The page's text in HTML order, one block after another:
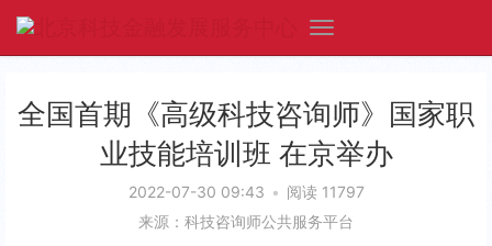
全国首期《高级科技咨询师》国家职
业技能培训班 在京举办
2022-07-30 09:43 • 阅读 11797
来源：科技咨询师公共服务平台